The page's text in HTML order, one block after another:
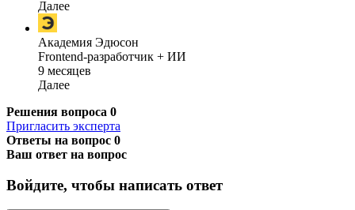
Далее
Академия Эдюсон
Frontend-разработчик + ИИ
9 месяцев
Далее
Решения вопроса 0
Пригласить эксперта
Ответы на вопрос 0
Ваш ответ на вопрос
Войдите, чтобы написать ответ